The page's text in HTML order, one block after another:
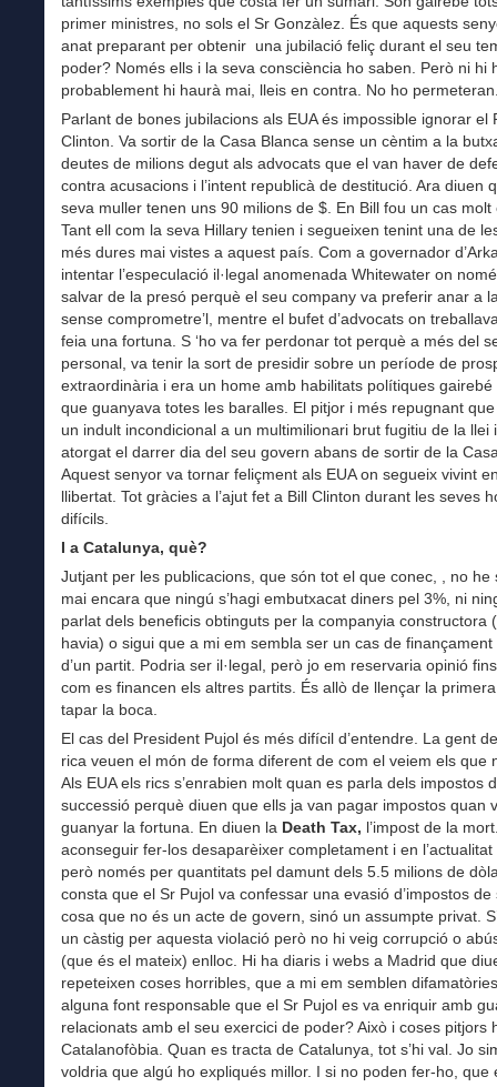
primer ministres, no sols el Sr Gonzàlez. És que aquests
anat preparant per obtenir una jubilació feliç durant el seu
poder? Només ells i la seva consciència ho saben. Però ni hi
probablement hi haurà mai, lleis en contra. No ho
Parlant de bones jubilacions als EUA és impossible ignorar el
Clinton. Va sortir de la Casa Blanca sense un cèntim a la
deutes de milions degut als advocats que el van haver de
contra acusacions i l’intent republicà de destitució. Ara diuen
seva muller tenen uns 90 milions de $. En Bill fou un cas molt
Tant ell com la seva Hillary tenien i segueixen tenint una de
més dures mai vistes a aquest país. Com a governador
intentar l’especulació il·legal anomenada Whitewater on
salvar de la presó perquè el seu company va preferir anar a
sense comprometre’l, mentre el bufet d’advocats on
feia una fortuna. S ‘ho va fer perdonar tot perquè a més del
personal, va tenir la sort de presidir sobre un període de
extraordinària i era un home amb habilitats polítiques gairebé
que guanyava totes les baralles. El pitjor i més repugnant
un indult incondicional a un multimilionari brut fugitiu de la llei
atorgat el darrer dia del seu govern abans de sortir de la
Aquest senyor va tornar feliçment als EUA on segueix vivint
llibertat. Tot gràcies a l’ajut fet a Bill Clinton durant les seves
difícils.
I a Catalunya, què?
Jutjant per les publicacions, que són tot el que conec, , no he
mai encara que ningú s’hagi embutxacat diners pel 3%, ni
parlat dels beneficis obtinguts per la companyia constructora
havia) o sigui que a mi em sembla ser un cas de
d’un partit. Podria ser il·legal, però jo em reservaria opinió
com es financen els altres partits. És allò de llençar la
tapar la boca.
El cas del President Pujol és més difícil d’entendre. La gent
rica veuen el món de forma diferent de com el veiem els que
Als EUA els rics s’enrabien molt quan es parla dels impostos
successió perquè diuen que ells ja van pagar impostos quan
guanyar la fortuna. En diuen la Death Tax, l’impost de la
aconseguir fer-los desaparèixer completament i en
però només per quantitats pel damunt dels 5.5 milions de
consta que el Sr Pujol va confessar una evasió d’impostos de
cosa que no és un acte de govern, sinó un assumpte privat.
un càstig per aquesta violació però no hi veig corrupció o
(que és el mateix) enlloc. Hi ha diaris i webs a Madrid que
repeteixen coses horribles, que a mi em semblen
alguna font responsable que el Sr Pujol es va enriquir amb
relacionats amb el seu exercici de poder? Això i coses pitjors
Catalanofòbia. Quan es tracta de Catalunya, tot s’hi val. Jo
voldria que algú ho expliqués millor. I si no poden fer-ho, que